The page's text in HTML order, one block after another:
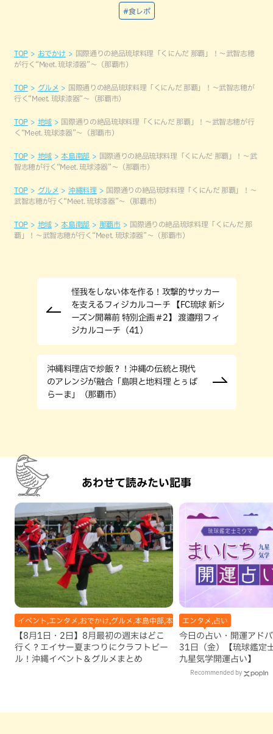
#食レポ
TOP おでかけ
国際通りの絶品琉球料理「くにんだ 那覇」！〜武智志穂
が行く“Meet. 琉球漆器”〜（那覇市）
TOP グルメ
国際通りの絶品琉球料理「くにんだ 那覇」！〜武智志穂が
行く“Meet. 琉球漆器”〜（那覇市）
TOP 地域
国際通りの絶品琉球料理「くにんだ 那覇」！〜武智志穂が行
く“Meet. 琉球漆器”〜（那覇市）
TOP 地域 本島南部
国際通りの絶品琉球料理「くにんだ 那覇」！〜武
智志穂が行く“Meet. 琉球漆器”〜（那覇市）
TOP グルメ 沖縄料理
国際通りの絶品琉球料理「くにんだ 那覇」！〜
武智志穂が行く“Meet. 琉球漆器”〜（那覇市）
TOP 地域 本島南部 那覇市
国際通りの絶品琉球料理「くにんだ 那
覇」！〜武智志穂が行く“Meet. 琉球漆器”〜（那覇市）
怪我をしない体を作る！攻撃的サッカー
を支えるフィジカルコーチ 【FC琉球 新シ
ーズン開幕前 特別企画＃2】 渡邉翔フィ
ジカルコーチ（41）
沖縄料理店で炒飯？！沖縄の伝統と現代
のアレンジが融合「島唄と地料理 とぅば
らーま」（那覇市）
あわせて読みたい記事
イベント,エンタメ,おでかけ,グルメ,本島中部,本島北部,本島南部
【8月1日・2日】8月最初の週末はどこ
行く？エイサー夏まつりにクラフトビー
ル！沖縄イベント＆グルメまとめ
エンタメ,占い
今日の占い・開運アド
31日（金）【琉球鑑定
九星気学開運占い】
Recommended by